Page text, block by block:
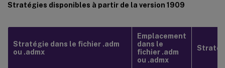
Stratégies disponibles à partir de la version 1909
Stratégie dans le fichier .adm
ou .admx
Emplacement
dans le
fichier .adm
ou .admx